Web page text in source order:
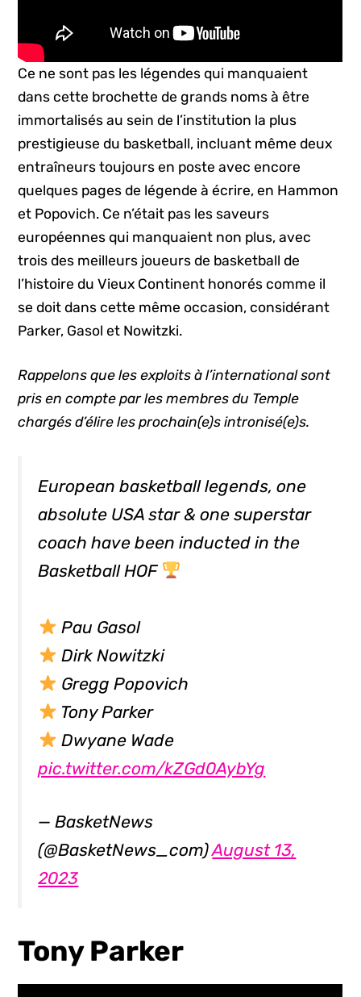
Ce ne sont pas les légendes qui manquaient
dans cette brochette de grands noms à être
immortalisés au sein de l’institution la plus
prestigieuse du basketball, incluant même deux
entraîneurs toujours en poste avec encore
quelques pages de légende à écrire, en Hammon
et Popovich. Ce n’était pas les saveurs
européennes qui manquaient non plus, avec
trois des meilleurs joueurs de basketball de
l’histoire du Vieux Continent honorés comme il
se doit dans cette même occasion, considérant
Parker, Gasol et Nowitzki.
Rappelons que les exploits à l’international sont
pris en compte par les membres du Temple
chargés d’élire les prochain(e)s intronisé(e)s.
European basketball legends, one
absolute USA star & one superstar
coach have been inducted in the
Basketball HOF
Pau Gasol
Dirk Nowitzki
Gregg Popovich
Tony Parker
Dwyane Wade
pic.twitter.com/kZGd0AybYg
— BasketNews
(@BasketNews_com)August 13,
2023
Tony Parker